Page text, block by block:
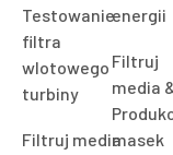
Testowanie
filtra
wlotowego
turbiny
Filtruj media
energii
Filtruj
media
masek